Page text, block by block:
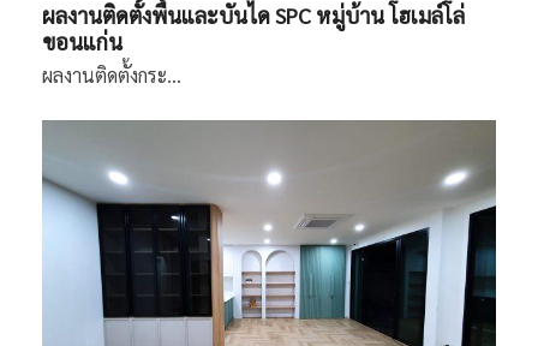
ผลงานติดตั้งพื้นและบันได SPC หมู่บ้าน โฮเมล์โล่
ขอนแก่น
ผลงานติดตั้งกระ…